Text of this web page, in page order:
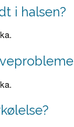
i halsen?